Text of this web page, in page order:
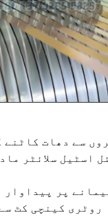
سے دھات
اسٹیل سلائٹر
روٹری کینچی کٹ